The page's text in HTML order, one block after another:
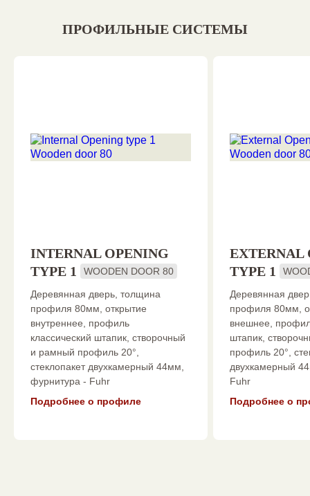
ПРОФИЛЬНЫЕ СИСТЕМЫ
INTERNAL OPENING
TYPE 1
WOODEN DOOR 80
Деревянная дверь, толщина
профиля 80мм, открытие
внутреннее, профиль
классический штапик, створочный
и рамный профиль 20°,
стеклопакет двухкамерный 44мм,
фурнитура - Fuhr
Подробнее о профиле
EXTERNAL
TYPE 1
Деревянная
профиля 80мм,
внешнее,
штапик,
профиль 20°,
двухкамерный
Fuhr
Подробнее о